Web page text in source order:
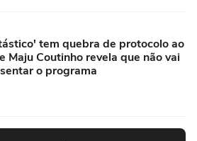
tem quebra de protocolo ao
Maju Coutinho revela que não vai
o programa